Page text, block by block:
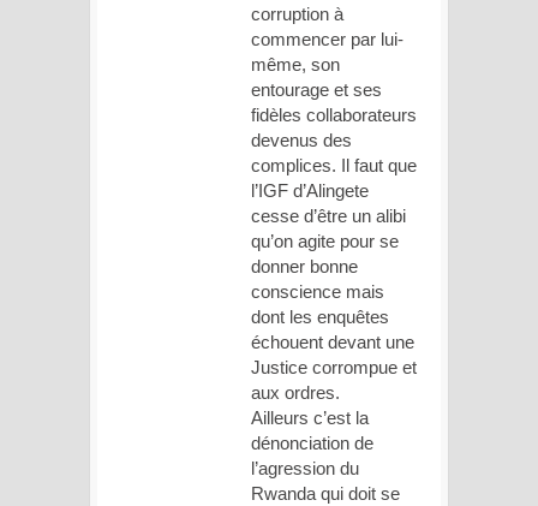
corruption à
commencer par lui-
même, son
entourage et ses
fidèles collaborateurs
devenus des
complices. Il faut que
l’IGF d’Alingete
cesse d’être un alibi
qu’on agite pour se
donner bonne
conscience mais
dont les enquêtes
échouent devant une
Justice corrompue et
aux ordres.
Ailleurs c’est la
dénonciation de
l’agression du
Rwanda qui doit se